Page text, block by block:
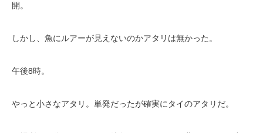
開。
しかし、魚にルアーが見えないのかアタリは無かった。
午後8時。
やっと小さなアタリ。単発だったが確実にタイのアタリだ。